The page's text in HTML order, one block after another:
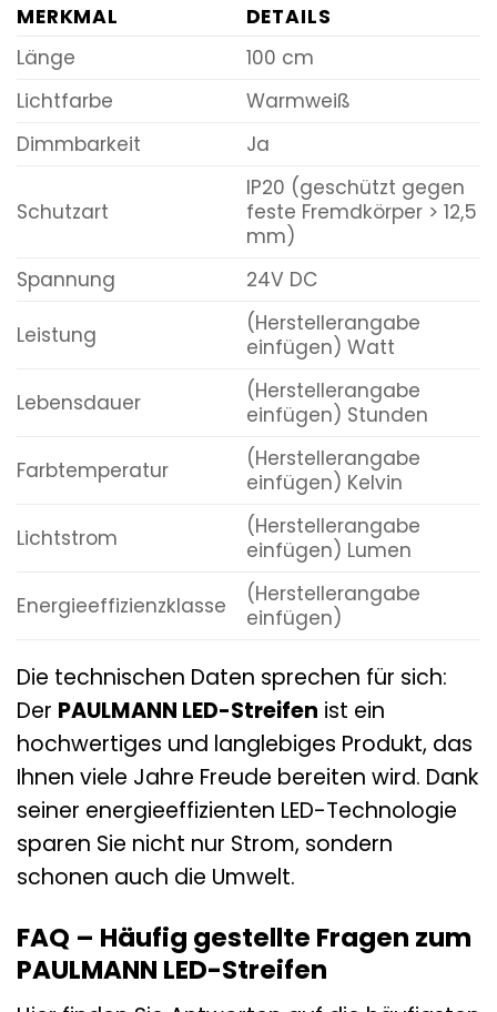
MERKMAL
DETAILS
Länge
100 cm
Lichtfarbe
Warmweiß
Dimmbarkeit
Ja
Schutzart
IP20 (geschützt gegen
feste Fremdkörper > 12,5
mm)
Spannung
24V DC
Leistung
(Herstellerangabe
einfügen) Watt
Lebensdauer
(Herstellerangabe
einfügen) Stunden
Farbtemperatur
(Herstellerangabe
einfügen) Kelvin
Lichtstrom
(Herstellerangabe
einfügen) Lumen
Energieeffizienzklasse
(Herstellerangabe
einfügen)
Die technischen Daten sprechen für sich:
Der PAULMANN LED-Streifen ist ein
hochwertiges und langlebiges Produkt, das
Ihnen viele Jahre Freude bereiten wird. Dank
seiner energieeffizienten LED-Technologie
sparen Sie nicht nur Strom, sondern
schonen auch die Umwelt.
FAQ – Häufig gestellte Fragen zum
PAULMANN LED-Streifen